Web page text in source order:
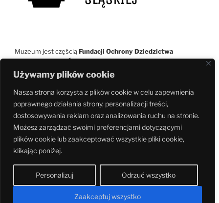
Używamy plików cookie
Nasza strona korzysta z plików cookie w celu zapewnienia
poprawnego działania strony, personalizacji treści,
dostosowywania reklam oraz analizowania ruchu na stronie.
Możesz zarządzać swoimi preferencjami dotyczącymi
plików cookie lub zaakceptować wszystkie pliki cookie,
klikając poniżej.
Personalizuj Odrzuć wszystko
Zaakceptuj wszystko
Muzeum jest częściąFundacji Ochrony Dziedzictwa
Przemysłowego Śląska– największej w Polsce niezależnej
organizacji pozarządowej zajmującej się ochroną i promocją
muzeatechniki.pl